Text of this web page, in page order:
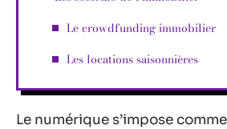
Le crowdfunding immobilier
Les locations saisonnières
Le numérique s’impose